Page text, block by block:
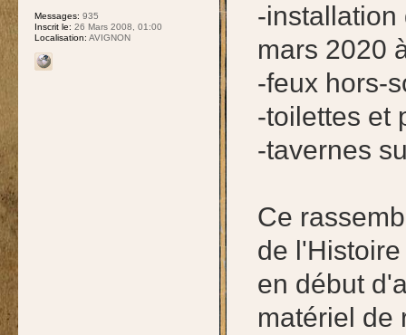
Messages: 935
Inscrit le: 26 Mars 2008, 01:00
Localisation: AVIGNON
-installation
mars 2020
-feux hors-
-toilettes et
-tavernes
Ce
de
en début
matériel de